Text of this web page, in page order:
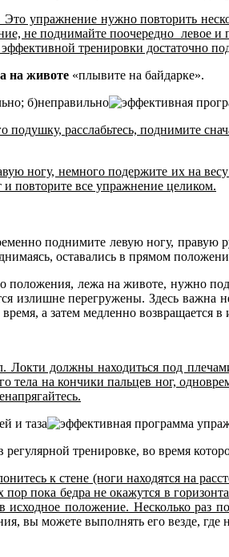
упражнение нужно повторить
не поднимайте поочередно левое и
тренировки достаточно
на животе «плывите на байдарке».
б)неправильно
подушку, расслабьтесь, поднимите
ногу, немного подержите их на
повторите все упражнение целиком.
поднимите левую ногу, правую
оставались в прямом
положения, лежа на животе, нужно
перегружены. Здесь важна
а затем медленно возвращается
Локти должны находиться под
тела на кончики пальцев ног,
и таза
тренировке, во время
к стене (ноги находятся на
пока бедра не окажутся в
положение. Несколько раз
вы можете выполнять его везде, где